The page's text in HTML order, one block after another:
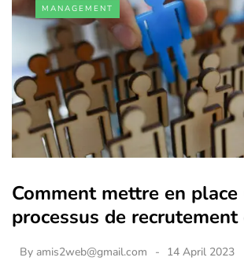
MANAGEMENT
Comment mettre en place
processus de recrutement
By amis2web@gmail.com 14 April 2023